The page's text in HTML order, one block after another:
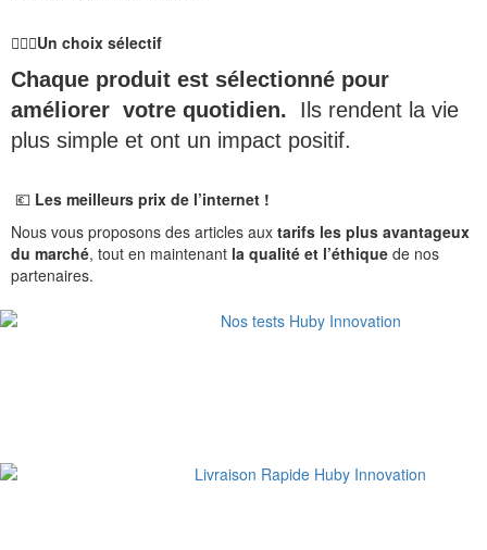
🙋🏻‍♀️Un choix sélectif
Chaque produit est sélectionné pour
améliorer votre quotidien.
Ils rendent la vie
plus simple et ont un impact positif.
💶 Les meilleurs prix de l’internet !
Nous vous proposons des articles aux tarifs les plus avantageux
du marché, tout en maintenant la qualité et l’éthique de nos
partenaires.